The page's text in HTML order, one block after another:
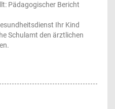
Pädagogischer Bericht
Ihr Kind
Schulamt den ärztlichen